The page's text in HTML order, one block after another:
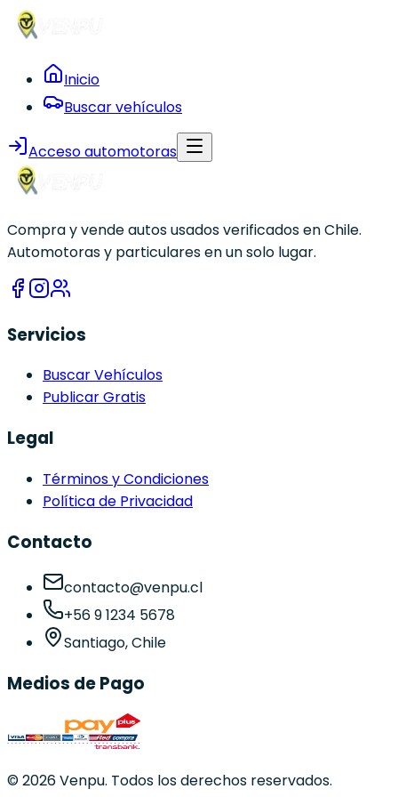
Inicio
Buscar vehículos
Acceso automotoras
Compra y vende autos usados verificados en Chile.
Automotoras y particulares en un solo lugar.
Servicios
Buscar Vehículos
Publicar Gratis
Legal
Términos y Condiciones
Política de Privacidad
Contacto
contacto@venpu.cl
+56 9 1234 5678
Santiago, Chile
Medios de Pago
©2026Venpu. Todos los derechos reservados.